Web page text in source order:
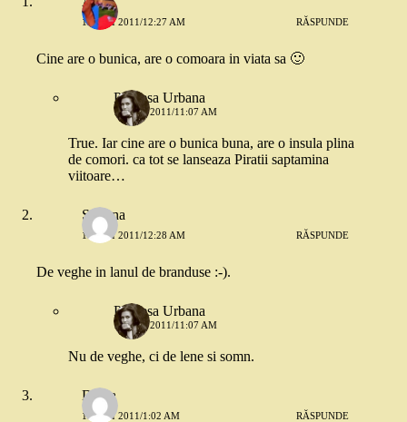
15 MAI 2011/12:27 AM RĂSPUNDE
Cine are o bunica, are o comoara in viata sa 🙂
Printesa Urbana
15 MAI 2011/11:07 AM
True. Iar cine are o bunica buna, are o insula plina
de comori. ca tot se lanseaza Piratii saptamina
viitoare…
Simona
15 MAI 2011/12:28 AM RĂSPUNDE
De veghe in lanul de branduse :-).
Printesa Urbana
15 MAI 2011/11:07 AM
Nu de veghe, ci de lene si somn.
Diana
15 MAI 2011/1:02 AM RĂSPUNDE